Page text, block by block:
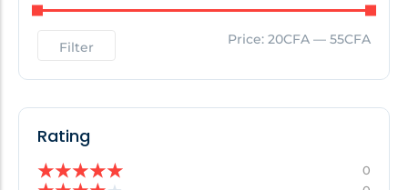
Filter Price: 20CFA — 55CFA
Rating
★★★★★ 0